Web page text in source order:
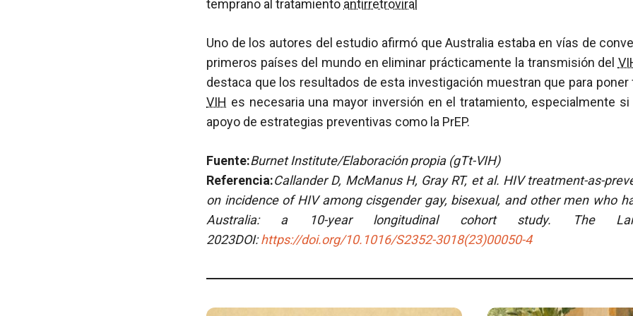
temprano al tratamiento antirretroviral
Uno de los autores del estudio afirmó que Australia estaba en vías de
primeros países del mundo en eliminar prácticamente la transmisión del
destaca que los resultados de esta investigación muestran que para poner
VIH es necesaria una mayor inversión en el tratamiento, especialmente si
apoyo de estrategias preventivas como la PrEP.
Fuente:Burnet Institute/Elaboración propia (gTt-VIH)
Referencia:Callander D, McManus H, Gray RT, et al. HIV treatment-as-
on incidence of HIV among cisgender gay, bisexual, and other men who
Australia: a 10-year longitudinal cohort study.
The
2023DOI:https://doi.org/10.1016/S2352-3018(23)00050-4